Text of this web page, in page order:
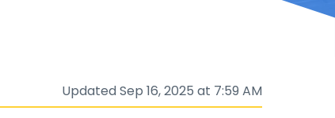
Updated Sep 16, 2025 at 7:59 AM